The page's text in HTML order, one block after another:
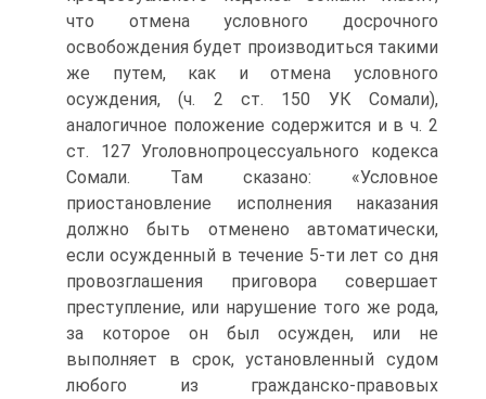
что отмена условного досрочного
освобождения будет производиться такими
же путем, как и отмена условного
осуждения, (ч. 2 ст. 150 УК Сомали),
аналогичное положение содержится и в ч. 2
ст. 127 Уголовнопроцессуального кодекса
Сомали. Там сказано: «Условное
приостановление исполнения наказания
должно быть отменено автоматически,
если осужденный в течение 5-ти лет со дня
провозглашения приговора совершает
преступление, или нарушение того же рода,
за которое он был осужден, или не
выполняет в срок, установленный судом
любого из гражданско-правовых